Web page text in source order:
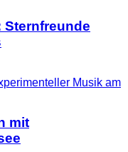
Sternfreunde
mit